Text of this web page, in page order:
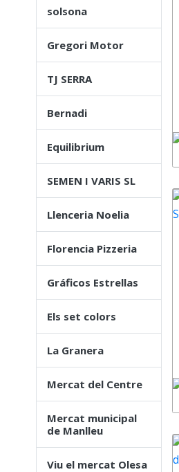
solsona
Gregori Motor
TJ SERRA
Bernadi
Equilibrium
SEMEN I VARIS SL
Llenceria Noelia
Florencia Pizzeria
Gráficos Estrellas
Els set colors
La Granera
Mercat del Centre
Mercat municipal
de Manlleu
Viu el mercat Olesa